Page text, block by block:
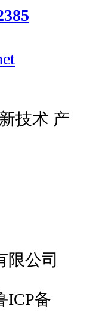
技术 产
限公司
ICP备